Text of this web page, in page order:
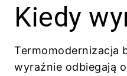
Kiedy
Termomodernizacja
wyraźnie odbiegają